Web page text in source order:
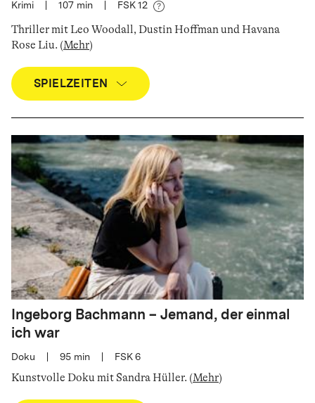
Krimi 107 min FSK 12
Thriller mit Leo Woodall, Dustin Hoffman und Havana
Rose Liu. (Mehr)
SPIELZEITEN
Ingeborg Bachmann – Jemand, der einmal
ich war
Doku 95 min FSK 6
Kunstvolle Doku mit Sandra Hüller. (Mehr)